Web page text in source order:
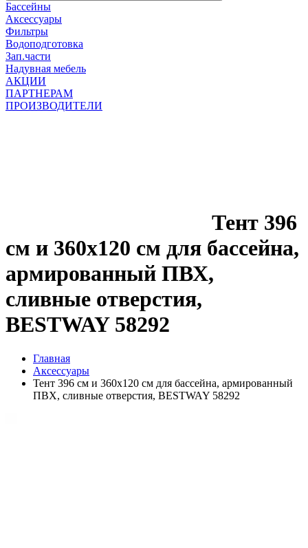
Бассейны
Аксессуары
Фильтры
Водоподготовка
Зап.части
Надувная мебель
АКЦИИ
ПАРТНЕРАМ
ПРОИЗВОДИТЕЛИ
Тент 396
см и 360x120 см для бассейна,
армированный ПВХ,
сливные отверстия,
BESTWAY 58292
Главная
Аксессуары
Тент 396 см и 360x120 см для бассейна, армированный
ПВХ, сливные отверстия, BESTWAY 58292